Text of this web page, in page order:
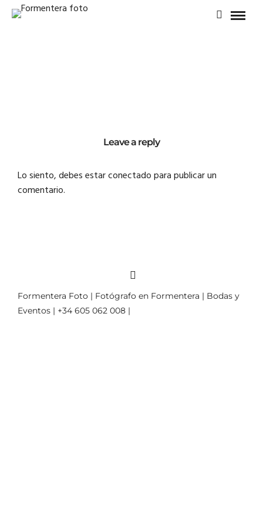
Leave a reply
Lo siento, debes estarconectadopara publicar un
comentario.
Formentera Foto | Fotógrafo en Formentera | Bodas y
Eventos | +34 605 062 008 |